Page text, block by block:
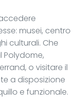
musei, centro
culturali. Che
Polydome,
o visitare il
a disposizione
e funzionale.